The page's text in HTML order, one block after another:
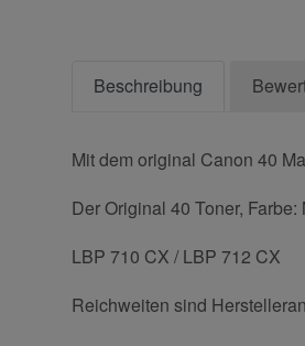
Beschreibung
Mit dem original Canon 40
Der Original 40 Toner,
LBP 710 CX / LBP 712 CX
Reichweiten sind